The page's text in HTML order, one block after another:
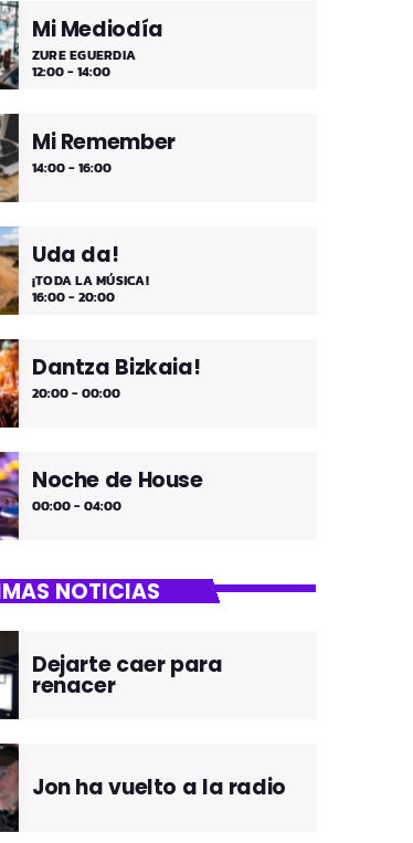
Mi Mediodía
ZURE EGUERDIA
12:00 - 14:00
Mi Remember
14:00 - 16:00
Uda da!
¡TODA LA MÚSICA!
16:00 - 20:00
Dantza Bizkaia!
20:00 - 00:00
Noche de House
00:00 - 04:00
NOTICIAS
Dejarte caer para
renacer
Jon ha vuelto a la radio